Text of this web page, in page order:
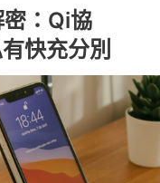
：Qi協
快充分別